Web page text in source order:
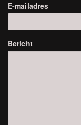
E-mailadres
Bericht